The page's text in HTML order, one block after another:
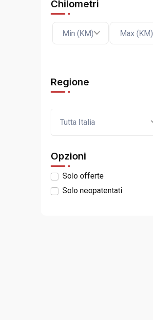
Chilometri
Min (KM) Max (KM)
Regione
Tutta Italia
Opzioni
Solo offerte
Solo neopatentati